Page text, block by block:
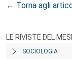
← Torna agli
LE RIVISTE DEL
SOCIOLOGIA